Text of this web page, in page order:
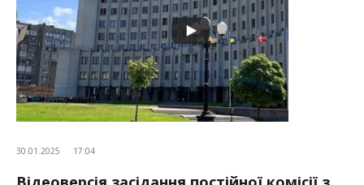
30.01.2025 17:04